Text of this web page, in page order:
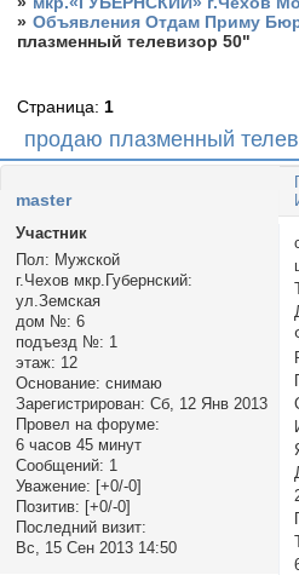
» Объявления Отдам Приму
плазменный телевизор 50"
продаю плазменный
Страница: 1
master
Участник
Пол: Мужской
г.Чехов мкр.Губернский:
ул.Земская
дом №: 6
подъезд №: 1
этаж: 12
Основание: снимаю
Зарегистрирован: Сб, 12 Янв 2013
Провел на форуме:
6 часов 45 минут
Сообщений: 1
Уважение: [+0/-0]
Позитив: [+0/-0]
Последний визит:
Вс, 15 Сен 2013 14:50